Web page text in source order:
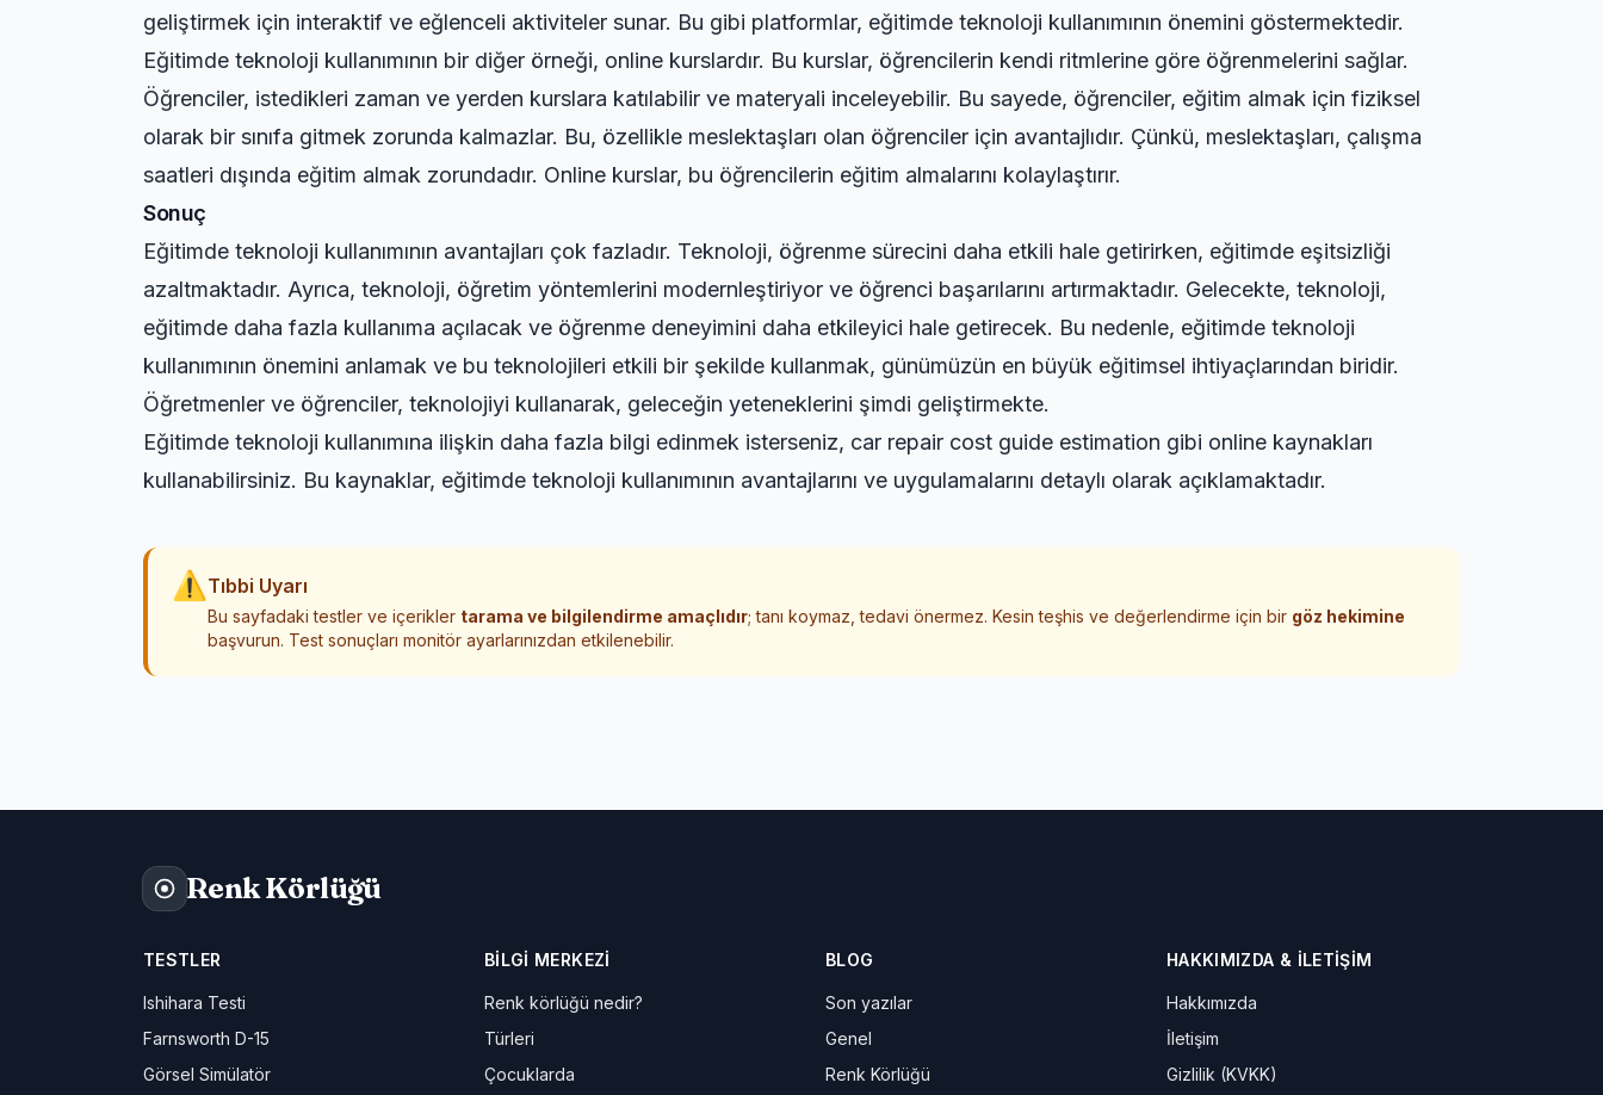
geliştirmek için interaktif ve eğlenceli aktiviteler sunar. Bu gibi platformlar, eğitimde teknoloji kullanımının önemini göstermektedir.
Eğitimde teknoloji kullanımının bir diğer örneği, online kurslardır. Bu kurslar, öğrencilerin kendi ritmlerine göre öğrenmelerini sağlar.
Öğrenciler, istedikleri zaman ve yerden kurslara katılabilir ve materyali inceleyebilir. Bu sayede, öğrenciler, eğitim almak için fiziksel
olarak bir sınıfa gitmek zorunda kalmazlar. Bu, özellikle meslektaşları olan öğrenciler için avantajlıdır. Çünkü, meslektaşları, çalışma
saatleri dışında eğitim almak zorundadır. Online kurslar, bu öğrencilerin eğitim almalarını kolaylaştırır.
Sonuç
Eğitimde teknoloji kullanımının avantajları çok fazladır. Teknoloji, öğrenme sürecini daha etkili hale getirirken, eğitimde eşitsizliği
azaltmaktadır. Ayrıca, teknoloji, öğretim yöntemlerini modernleştiriyor ve öğrenci başarılarını artırmaktadır. Gelecekte, teknoloji,
eğitimde daha fazla kullanıma açılacak ve öğrenme deneyimini daha etkileyici hale getirecek. Bu nedenle, eğitimde teknoloji
kullanımının önemini anlamak ve bu teknolojileri etkili bir şekilde kullanmak, günümüzün en büyük eğitimsel ihtiyaçlarından biridir.
Öğretmenler ve öğrenciler, teknolojiyi kullanarak, geleceğin yeteneklerini şimdi geliştirmekte.
Eğitimde teknoloji kullanımına ilişkin daha fazla bilgi edinmek isterseniz, car repair cost guide estimation gibi online kaynakları
kullanabilirsiniz. Bu kaynaklar, eğitimde teknoloji kullanımının avantajlarını ve uygulamalarını detaylı olarak açıklamaktadır.
⚠ Tıbbi Uyarı
Bu sayfadaki testler ve içerikler tarama ve bilgilendirme amaçlıdır; tanı koymaz, tedavi önermez. Kesin teşhis ve değerlendirme için bir göz hekimine
başvurun. Test sonuçları monitör ayarlarınızdan etkilenebilir.
Renk Körlüğü
TESTLER
Ishihara Testi
Farnsworth D-15
Görsel Simülatör
BILGI MERKEZI
Renk körlüğü nedir?
Türleri
Çocuklarda
BLOG
Son yazılar
Genel
Renk Körlüğü
HAKKIMIZDA & İLETIŞIM
Hakkımızda
İletişim
Gizlilik (KVKK)